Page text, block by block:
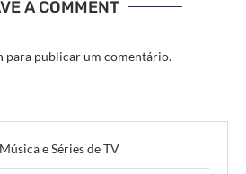
A COMMENT
para publicar um comentário.
e Séries de TV